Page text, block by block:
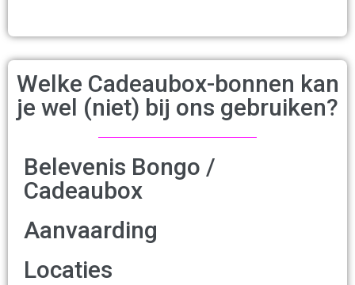
Welke Cadeaubox-bonnen kan
je wel (niet) bij ons gebruiken?
Belevenis Bongo /
Cadeaubox
Aanvaarding
Locaties